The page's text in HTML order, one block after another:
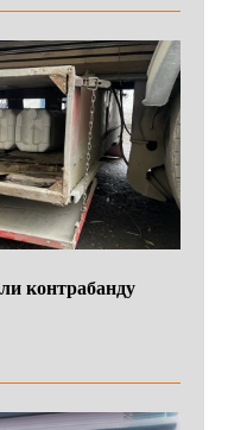
контрабанду